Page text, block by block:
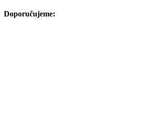
Doporučujeme: